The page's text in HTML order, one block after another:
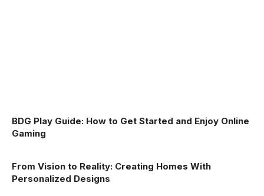
BDG Play Guide: How to Get Started and Enjoy Online
Gaming
From Vision to Reality: Creating Homes With
Personalized Designs